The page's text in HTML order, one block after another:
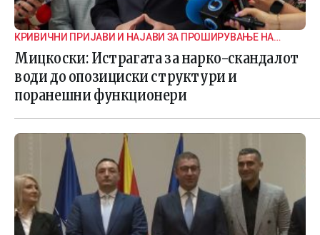
КРИВИЧНИ ПРИЈАВИ И НАЈАВИ ЗА ПРОШИРУВАЊЕ НА
ИСТРАГАТА
Мицкоски: Истрагата за нарко-скандалот
води до опозициски структури и
поранешни функционери